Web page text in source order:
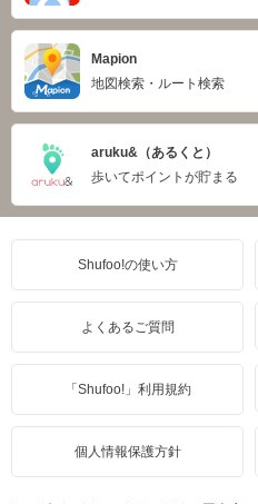
Mapion
地図検索・ルート検索
aruku&（あるくと）
歩いてポイントが貯まる
Shufoo!の使い方
よくあるご質問
「Shufoo!」利用規約
個人情報保護方針